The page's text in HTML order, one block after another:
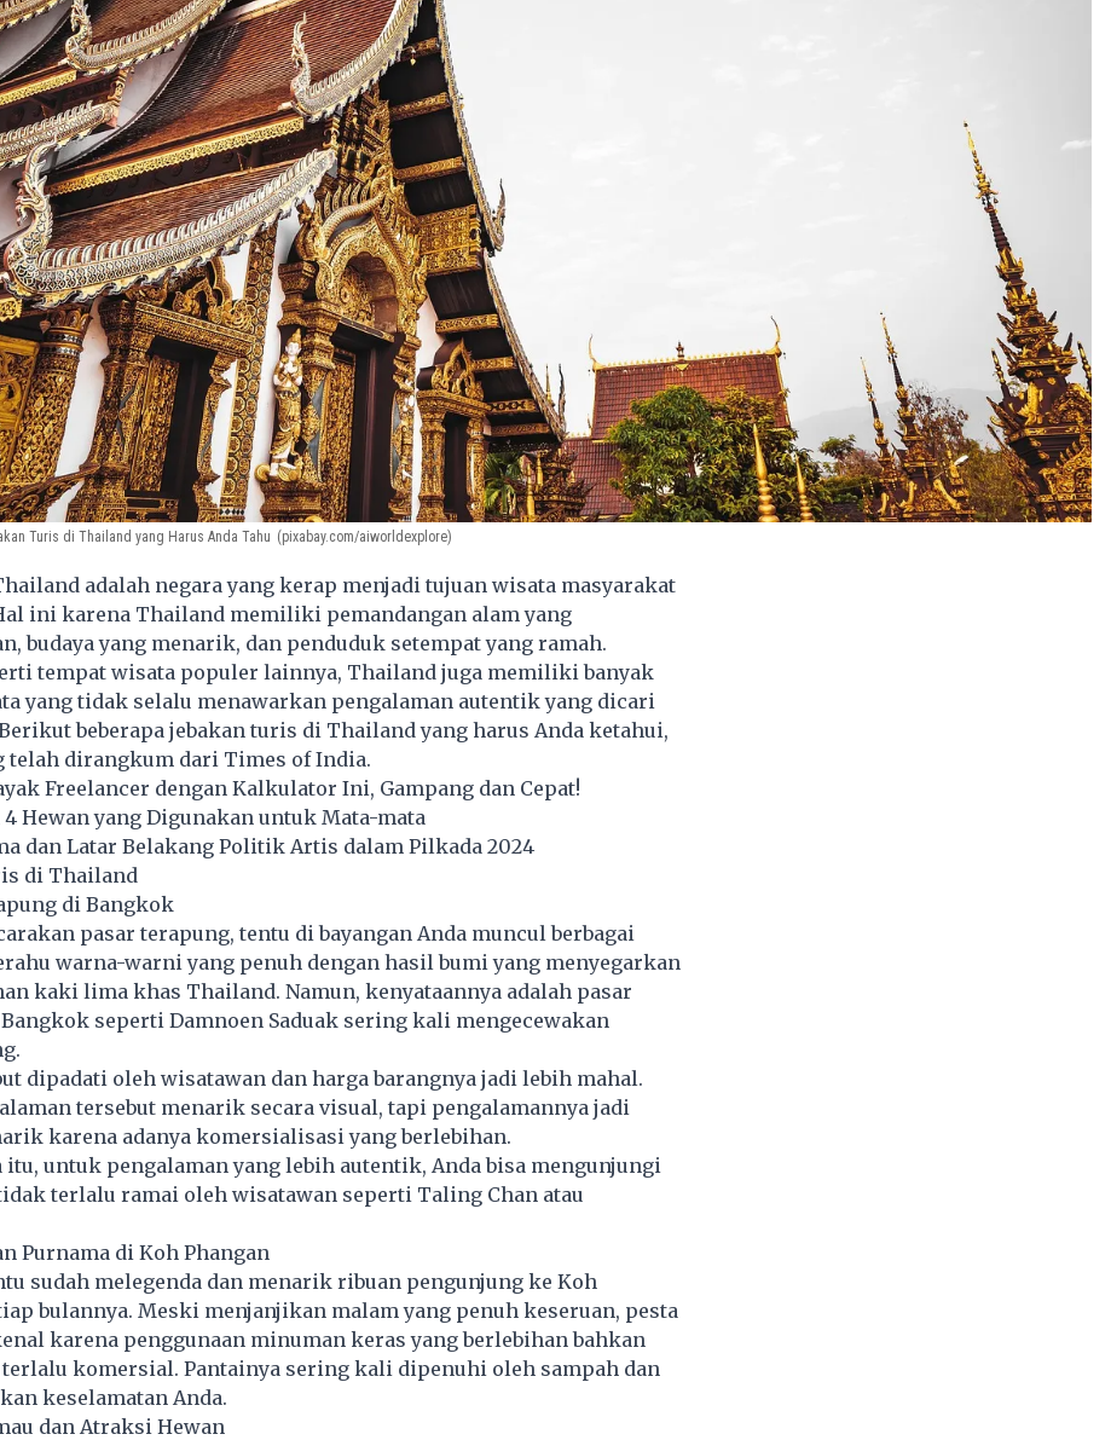
Turis di Thailand yang Harus Anda Tahu (pixabay.com/aiworldexplore)
adalah negara yang kerap menjadi tujuan wisata masyarakat
ini karena Thailand memiliki pemandangan alam yang
budaya yang menarik, dan penduduk setempat yang ramah.
tempat wisata populer lainnya, Thailand juga memiliki banyak
yang tidak selalu menawarkan pengalaman autentik yang dicari
beberapa jebakan turis di Thailand yang harus Anda ketahui,
telah dirangkum dari Times of India.
Freelancer dengan Kalkulator Ini, Gampang dan Cepat!
Hewan yang Digunakan untuk Mata-mata
dan Latar Belakang Politik Artis dalam Pilkada 2024
di Thailand
di Bangkok
pasar terapung, tentu di bayangan Anda muncul berbagai
warna-warni yang penuh dengan hasil bumi yang menyegarkan
kaki lima khas Thailand. Namun, kenyataannya adalah pasar
seperti Damnoen Saduak sering kali mengecewakan
dipadati oleh wisatawan dan harga barangnya jadi lebih mahal.
tersebut menarik secara visual, tapi pengalamannya jadi
karena adanya komersialisasi yang berlebihan.
itu, untuk pengalaman yang lebih autentik, Anda bisa mengunjungi
terlalu ramai oleh wisatawan seperti Taling Chan atau
Purnama di Koh Phangan
sudah melegenda dan menarik ribuan pengunjung ke Koh
bulannya. Meski menjanjikan malam yang penuh keseruan, pesta
karena penggunaan minuman keras yang berlebihan bahkan
terlalu komersial. Pantainya sering kali dipenuhi oleh sampah dan
keselamatan Anda.
dan Atraksi Hewan